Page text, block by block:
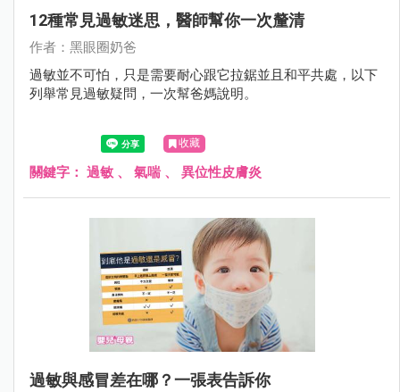
12種常見過敏迷思，醫師幫你一次釐清
作者：黑眼圈奶爸
過敏並不可怕，只是需要耐心跟它拉鋸並且和平共處，以下
列舉常見過敏疑問，一次幫爸媽說明。
收藏
關鍵字： 過敏 、 氣喘、 異位性皮膚炎
過敏與感冒差在哪？一張表告訴你